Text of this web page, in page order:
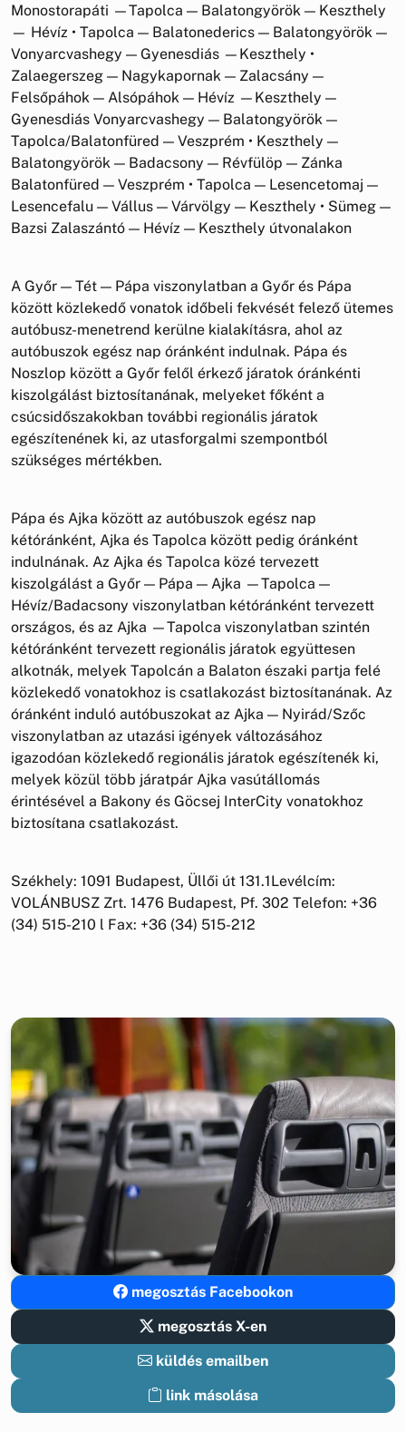
Monostorapáti —Tapolca — Balatongyörök — Keszthely
— Hévíz • Tapolca — Balatonederics — Balatongyörök —
Vonyarcvashegy — Gyenesdiás —Keszthely •
Zalaegerszeg — Nagykapornak — Zalacsány —
Felsőpáhok — Alsópáhok — Hévíz —Keszthely —
Gyenesdiás Vonyarcvashegy — Balatongyörök —
Tapolca/Balatonfüred — Veszprém • Keszthely —
Balatongyörök — Badacsony — Révfülöp — Zánka
Balatonfüred — Veszprém • Tapolca — Lesencetomaj —
Lesencefalu — Vállus — Várvölgy — Keszthely • Sümeg —
Bazsi Zalaszántó — Hévíz — Keszthely útvonalakon
A Győr — Tét — Pápa viszonylatban a Győr és Pápa
között közlekedő vonatok időbeli fekvését felező ütemes
autóbusz-menetrend kerülne kialakításra, ahol az
autóbuszok egész nap óránként indulnak. Pápa és
Noszlop között a Győr felől érkező járatok óránkénti
kiszolgálást biztosítanának, melyeket főként a
csúcsidőszakokban további regionális járatok
egészítenének ki, az utasforgalmi szempontból
szükséges mértékben.
Pápa és Ajka között az autóbuszok egész nap
kétóránként, Ajka és Tapolca között pedig óránként
indulnának. Az Ajka és Tapolca közé tervezett
kiszolgálást a Győr — Pápa — Ajka —Tapolca —
Hévíz/Badacsony viszonylatban kétóránként tervezett
országos, és az Ajka —Tapolca viszonylatban szintén
kétóránként tervezett regionális járatok együttesen
alkotnák, melyek Tapolcán a Balaton északi partja felé
közlekedő vonatokhoz is csatlakozást biztosítanának. Az
óránként induló autóbuszokat az Ajka — Nyirád/Szőc
viszonylatban az utazási igények változásához
igazodóan közlekedő regionális járatok egészítenék ki,
melyek közül több járatpár Ajka vasútállomás
érintésével a Bakony és Göcsej InterCity vonatokhoz
biztosítana csatlakozást.
Székhely: 1091 Budapest, Üllői út 131.1Levélcím:
VOLÁNBUSZ Zrt. 1476 Budapest, Pf. 302 Telefon: +36
(34) 515-210 l Fax: +36 (34) 515-212
megosztás Facebookon
megosztás X-en
küldés emailben
link másolása